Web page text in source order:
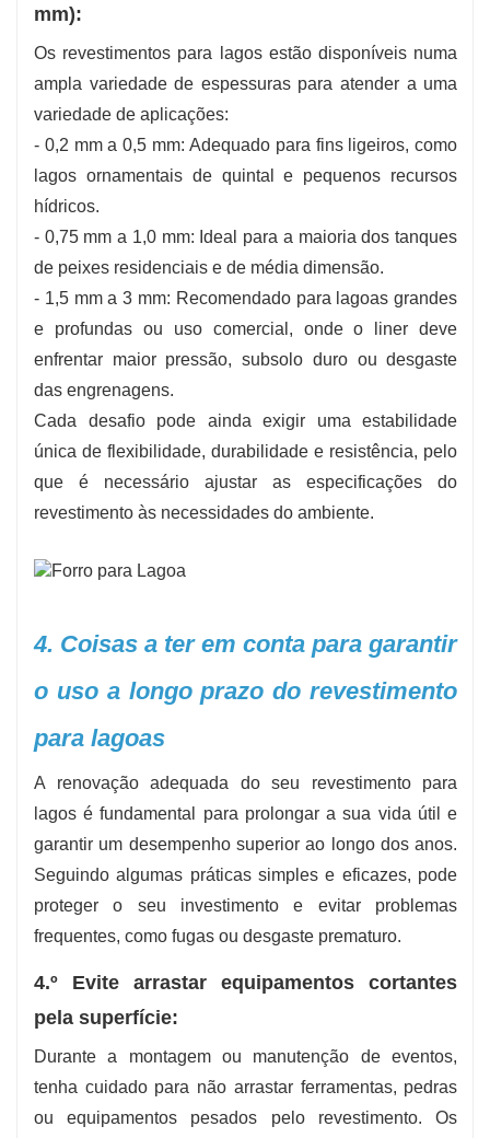
mm):
Os revestimentos para lagos estão disponíveis numa
ampla variedade de espessuras para atender a uma
variedade de aplicações:
- 0,2 mm a 0,5 mm: Adequado para fins ligeiros, como
lagos ornamentais de quintal e pequenos recursos
hídricos.
- 0,75 mm a 1,0 mm: Ideal para a maioria dos tanques
de peixes residenciais e de média dimensão.
- 1,5 mm a 3 mm: Recomendado para lagoas grandes
e profundas ou uso comercial, onde o liner deve
enfrentar maior pressão, subsolo duro ou desgaste
das engrenagens.
Cada desafio pode ainda exigir uma estabilidade
única de flexibilidade, durabilidade e resistência, pelo
que é necessário ajustar as especificações do
revestimento às necessidades do ambiente.
4. Coisas a ter em conta para garantir
o uso a longo prazo do revestimento
para lagoas
A renovação adequada do seu revestimento para
lagos é fundamental para prolongar a sua vida útil e
garantir um desempenho superior ao longo dos anos.
Seguindo algumas práticas simples e eficazes, pode
proteger o seu investimento e evitar problemas
frequentes, como fugas ou desgaste prematuro.
4.º Evite arrastar equipamentos cortantes
pela superfície:
Durante a montagem ou manutenção de eventos,
tenha cuidado para não arrastar ferramentas, pedras
ou equipamentos pesados pelo revestimento. Os